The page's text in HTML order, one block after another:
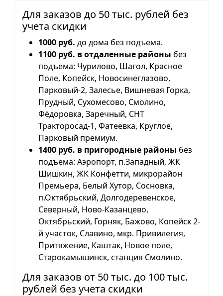
Для заказов до 50 тыс. рублей без
учета скидки
1000 руб. до дома без подъема.
1100 руб. в отдаленные районы без
подъема: Чурилово, Шагол, Красное
Поле, Копейск, Новосинеглазово,
Парковый-2, Залесье, Вишневая Горка,
Прудный, Сухомесово, Смолино,
Фёдоровка, Заречный, СНТ
Тракторосад-1, Фатеевка, Круглое,
Парковый премиум.
1400 руб. в пригородные районы без
подъема: Аэропорт, п.Западный, ЖК
Шишкин, ЖК Конфетти, микрорайон
Премьера, Белый Хутор, Сосновка,
п.Октябрьский, Долгодеревенское,
Северный, Ново-Казанцево,
Октябрьский, Горняк, Бажово, Копейск 2-
й участок, Славино, мкр. Привилегия,
Притяжение, Каштак, Новое поле,
Старокамышинск, станция Смолино.
Для заказов от 50 тыс. до 100 тыс.
рублей без учета скидки